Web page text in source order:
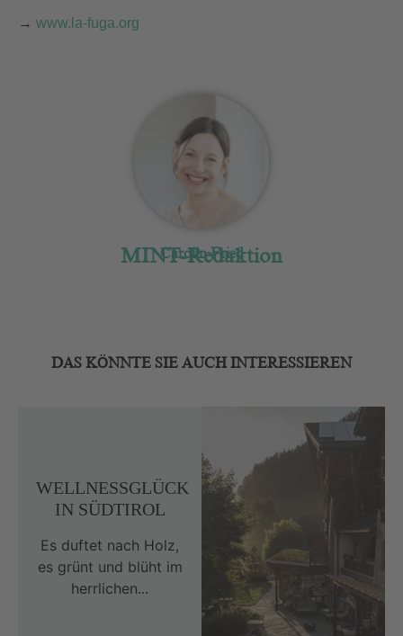
→ www.la-fuga.org
Carolin Fried
MINT-Redaktion
DAS KÖNNTE SIE AUCH INTERESSIEREN
WELLNESSGLÜCK
IN SÜDTIROL
Es duftet nach Holz,
es grünt und blüht im
herrlichen...